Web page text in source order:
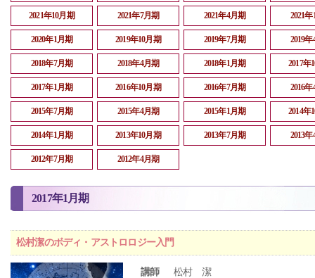
2021年10月期 2021年7月期 2021年4月期 2021
2020年1月期 2019年10月期 2019年7月期 2019
2018年7月期 2018年4月期 2018年1月期 2017年
2017年1月期 2016年10月期 2016年7月期 2016
2015年7月期 2015年4月期 2015年1月期 2014年
2014年1月期 2013年10月期 2013年7月期 2013
2012年7月期 2012年4月期
2017年1月期
松村潔のボディ・アストロロジー入門
講師
松村 潔